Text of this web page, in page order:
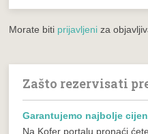
Morate biti prijavljeni za
Zašto rezervisati
Garantujemo najbolje
Na Kofer portalu pronaći